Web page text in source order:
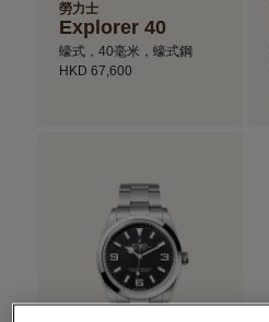
勞力士
Explorer 40
蠔式，40毫米，蠔式鋼
HKD 67,600